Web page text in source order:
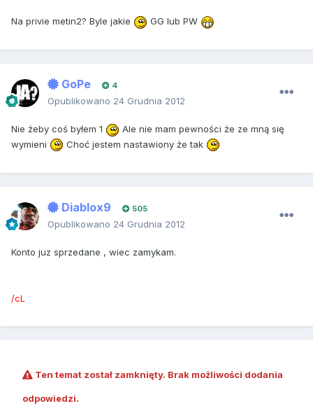
Na privie metin2? Byle jakie GG lub PW
GoPe 4
Opublikowano 24 Grudnia 2012
Nie żeby coś byłem 1
Ale nie mam pewności że ze mną się
wymieni
Choć jestem nastawiony że tak
Diablox9 505
Opublikowano 24 Grudnia 2012
Konto juz sprzedane , wiec zamykam.
/cL
Ten temat został zamknięty. Brak możliwości dodania
odpowiedzi.